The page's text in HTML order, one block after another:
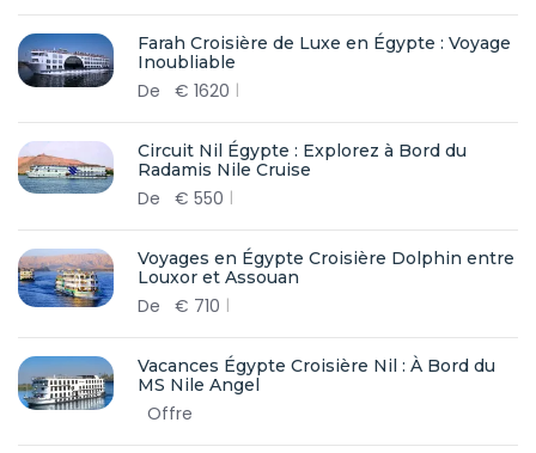
Farah Croisière de Luxe en Égypte : Voyage
Inoubliable
De € 1620
Circuit Nil Égypte : Explorez à Bord du
Radamis Nile Cruise
De € 550
Voyages en Égypte Croisière Dolphin entre
Louxor et Assouan
De € 710
Vacances Égypte Croisière Nil : À Bord du
MS Nile Angel
Offre